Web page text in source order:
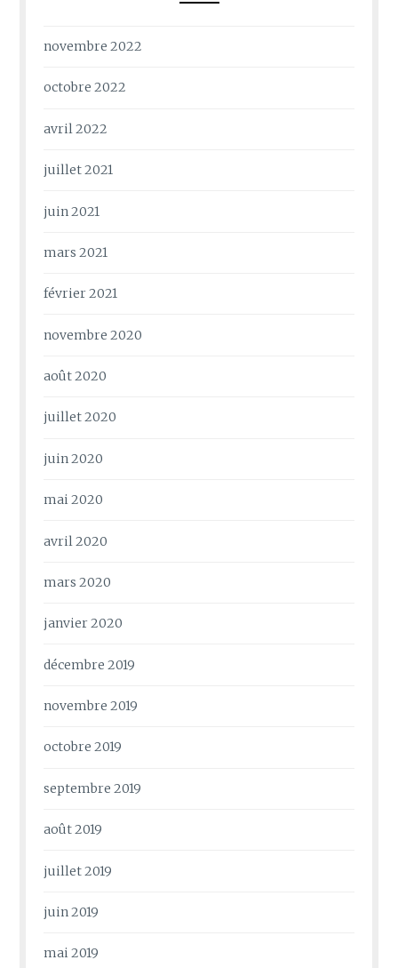
novembre 2022
octobre 2022
avril 2022
juillet 2021
juin 2021
mars 2021
février 2021
novembre 2020
août 2020
juillet 2020
juin 2020
mai 2020
avril 2020
mars 2020
janvier 2020
décembre 2019
novembre 2019
octobre 2019
septembre 2019
août 2019
juillet 2019
juin 2019
mai 2019